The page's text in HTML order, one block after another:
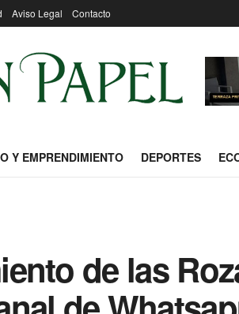
Aviso Legal Contacto
Y EMPRENDIMIENTO DEPORTES
de las